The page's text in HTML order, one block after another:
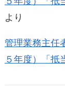
より
管理業務主任
５年度）「抵